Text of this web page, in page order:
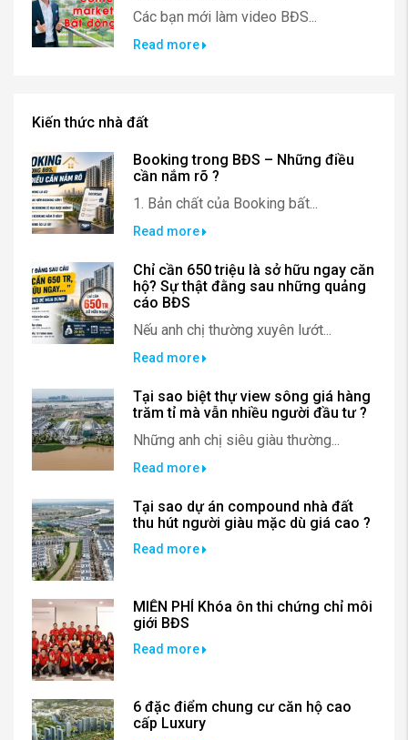
Các bạn mới làm video BĐS...
Read more
Kiến thức nhà đất
Booking trong BĐS – Những điều
cần nắm rõ ?
1. Bản chất của Booking bất...
Read more
Chỉ cần 650 triệu là sở hữu ngay căn
hộ? Sự thật đằng sau những quảng
cáo BĐS
Nếu anh chị thường xuyên lướt...
Read more
Tại sao biệt thự view sông giá hàng
trăm tỉ mà vẫn nhiều người đầu tư ?
Những anh chị siêu giàu thường...
Read more
Tại sao dự án compound nhà đất
thu hút người giàu mặc dù giá cao ?
Read more
MIỄN PHÍ Khóa ôn thi chứng chỉ môi
giới BĐS
Read more
6 đặc điểm chung cư căn hộ cao
cấp Luxury